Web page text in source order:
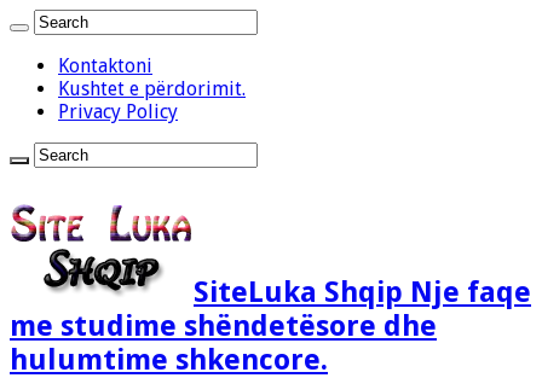
Kontaktoni
Kushtet e përdorimit.
Privacy Policy
SiteLuka Shqip Nje faqe
me studime shëndetësore dhe
hulumtime shkencore.